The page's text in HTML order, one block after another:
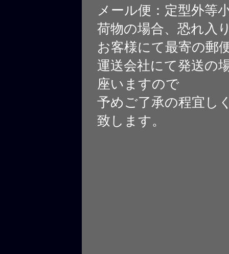
メール便：定型外等
荷物の場合、恐れ入
お客様にて最寄の郵
運送会社にて発送の
座いますので
予めご了承の程宜し
致します。